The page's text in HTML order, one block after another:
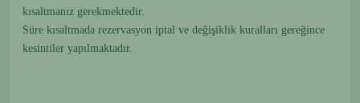
kısaltmanız gerekmektedir.
Süre kısaltmada rezervasyon iptal ve değişiklik kuralları gereğince
kesintiler yapılmaktadır.